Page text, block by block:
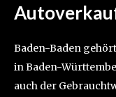
Baden-Baden
in Baden-
auch der